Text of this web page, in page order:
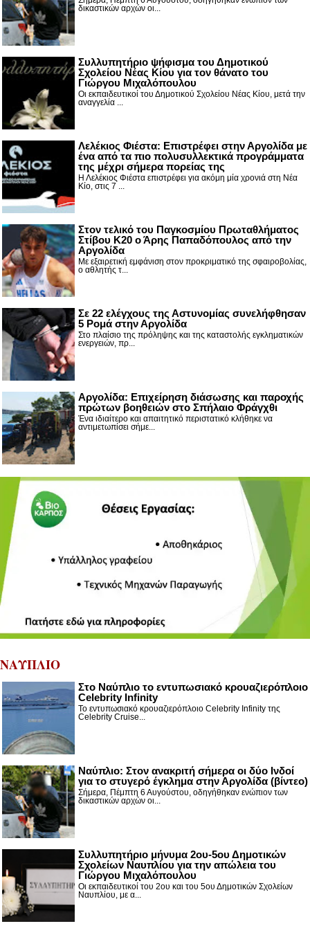
δικαστικών αρχών οι...
Συλλυπητήριο ψήφισμα του Δημοτικού
Σχολείου Νέας Κίου για τον θάνατο του
Γιώργου Μιχαλόπουλου
Οι εκπαιδευτικοί του Δημοτικού Σχολείου Νέας Κίου, μετά την
αναγγελία ...
Λελέκιος Φιέστα: Επιστρέφει στην Αργολίδα με
ένα από τα πιο πολυσυλλεκτικά προγράμματα
της μέχρι σήμερα πορείας της
Η Λελέκιος Φιέστα επιστρέφει για ακόμη μία χρονιά στη Νέα
Κίο, στις 7 ...
Στον τελικό του Παγκοσμίου Πρωταθλήματος
Στίβου Κ20 ο Άρης Παπαδόπουλος από την
Αργολίδα
Με εξαιρετική εμφάνιση στον προκριματικό της σφαιροβολίας,
ο αθλητής τ...
Σε 22 ελέγχους της Αστυνομίας συνελήφθησαν
5 Ρομά στην Αργολίδα
Στο πλαίσιο της πρόληψης και της καταστολής εγκληματικών
ενεργειών, πρ...
Αργολίδα: Επιχείρηση διάσωσης και παροχής
πρώτων βοηθειών στο Σπήλαιο Φράγχθι
Ένα ιδιαίτερο και απαιτητικό περιστατικό κλήθηκε να
αντιμετωπίσει σήμε...
ΝΑΥΠΛΙΟ
Στο Ναύπλιο το εντυπωσιακό κρουαζιερόπλοιο
Celebrity Infinity
Το εντυπωσιακό κρουαζιερόπλοιο Celebrity Infinity της
Celebrity Cruise...
Nαύπλιο: Στον ανακριτή σήμερα οι δύο Ινδοί
για το στυγερό έγκλημα στην Αργολίδα (βίντεο)
Σήμερα, Πέμπτη 6 Αυγούστου, οδηγήθηκαν ενώπιον των
δικαστικών αρχών οι...
Συλλυπητήριο μήνυμα 2ου-5ου Δημοτικών
Σχολείων Ναυπλίου για την απώλεια του
Γιώργου Μιχαλόπουλου
Οι εκπαιδευτικοί του 2ου και του 5ου Δημοτικών Σχολείων
Ναυπλίου, με α...